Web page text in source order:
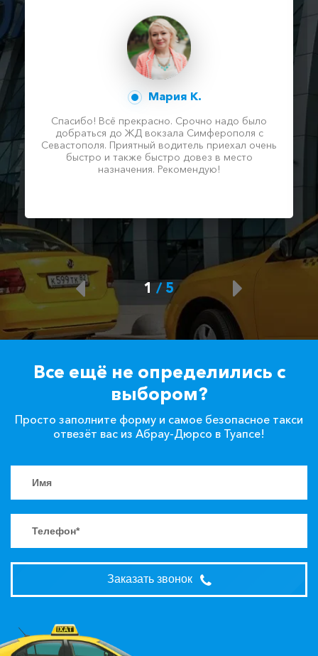
Мария К.
Спасибо! Всё прекрасно. Срочно надо было
добраться до ЖД вокзала Симферополя с
Севастополя. Приятный водитель приехал очень
быстро и также быстро довез в место
назначения. Рекомендую!
1 /5
Все ещё не определились с
выбором?
Просто заполните форму и самое безопасное такси
отвезёт вас из Абрау-Дюрсо в Туапсе!
Заказать звонок